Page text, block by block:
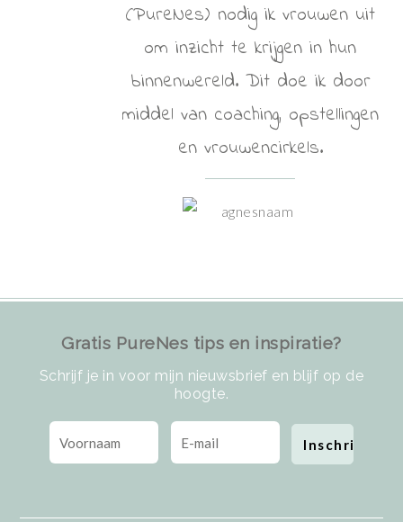
(PureNes) nodig ik vrouwen uit
om inzicht te krijgen in hun
binnenwereld. Dit doe ik door
middel van coaching, opstellingen
en vrouwencirkels.
Gratis PureNes tips en inspiratie?
Schrijf je in voor mijn nieuwsbrief en blijf op de
hoogte.